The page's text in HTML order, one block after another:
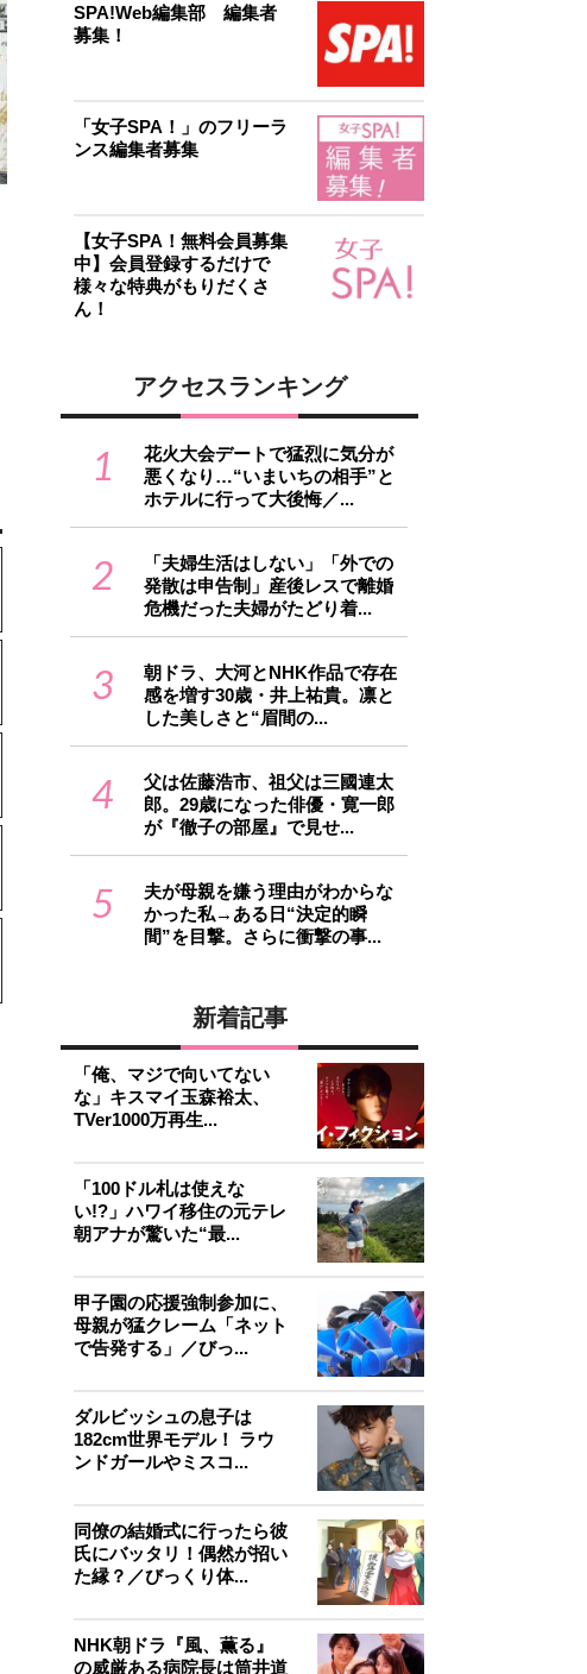
SPA!Web編集部 編集者
募集！
「女子SPA！」のフリーラ
ンス編集者募集
【女子SPA！無料会員募集
中】会員登録するだけで
様々な特典がもりだくさ
ん！
アクセスランキング
1
花火大会デートで猛烈に気分が
悪くなり…“いまいちの相手”と
ホテルに行って大後悔／...
2
「夫婦生活はしない」「外での
発散は申告制」産後レスで離婚
危機だった夫婦がたどり着...
3
朝ドラ、大河とNHK作品で存在
感を増す30歳・井上祐貴。凛と
した美しさと“眉間の...
4
父は佐藤浩市、祖父は三國連太
郎。29歳になった俳優・寛一郎
が『徹子の部屋』で見せ...
5
夫が母親を嫌う理由がわからな
かった私→ある日“決定的瞬
間”を目撃。さらに衝撃の事...
新着記事
「俺、マジで向いてない
な」キスマイ玉森裕太、
TVer1000万再生...
「100ドル札は使えな
い!?」ハワイ移住の元テレ
朝アナが驚いた“最...
甲子園の応援強制参加に、
母親が猛クレーム「ネット
で告発する」／びっ...
ダルビッシュの息子は
182cm世界モデル！ ラウ
ンドガールやミスコ...
同僚の結婚式に行ったら彼
氏にバッタリ！偶然が招い
た縁？／びっくり体...
NHK朝ドラ『風、薫る』
の威厳ある病院長は筒井道